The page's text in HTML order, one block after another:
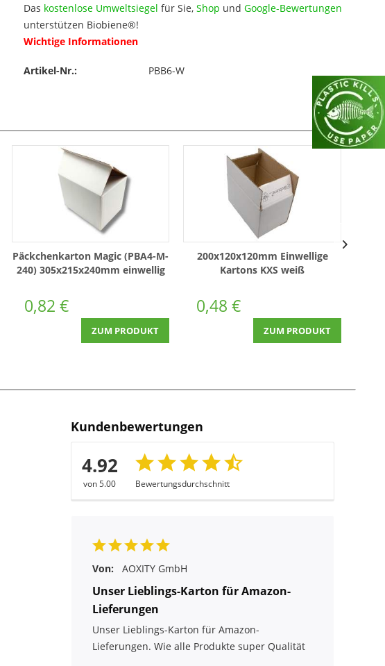
Das kostenlose Umweltsiegel für Sie,Shop undGoogle-Bewertungen
unterstützen Biobiene®!
Wichtige Informationen
Artikel-Nr.: PBB6-W
Päckchenkarton Magic (PBA4-M-
240) 305x215x240mm einwellig
0,82 €
ZUM PRODUKT
200x120x120mm Einwellige
Kartons KXS weiß
0,48 €
ZUM PRODUKT
Kundenbewertungen
4.92
von 5.00 Bewertungsdurchschnitt
Von: AOXITY GmbH
Unser Lieblings-Karton für Amazon-
Lieferungen
Unser Lieblings-Karton für Amazon-
Lieferungen. Wie alle Produkte super Qualität